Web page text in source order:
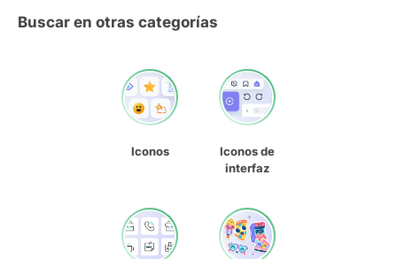
Buscar en otras categorías
Iconos
Iconos de
interfaz